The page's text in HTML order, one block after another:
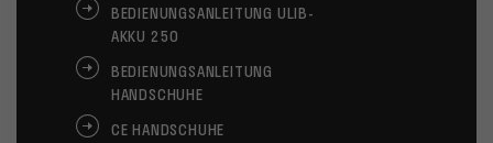
BEDIENUNGSANLEITUNG ULIB-
AKKU 250
BEDIENUNGSANLEITUNG
HANDSCHUHE
CE HANDSCHUHE